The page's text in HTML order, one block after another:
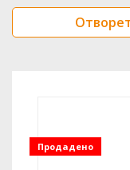
Продадено